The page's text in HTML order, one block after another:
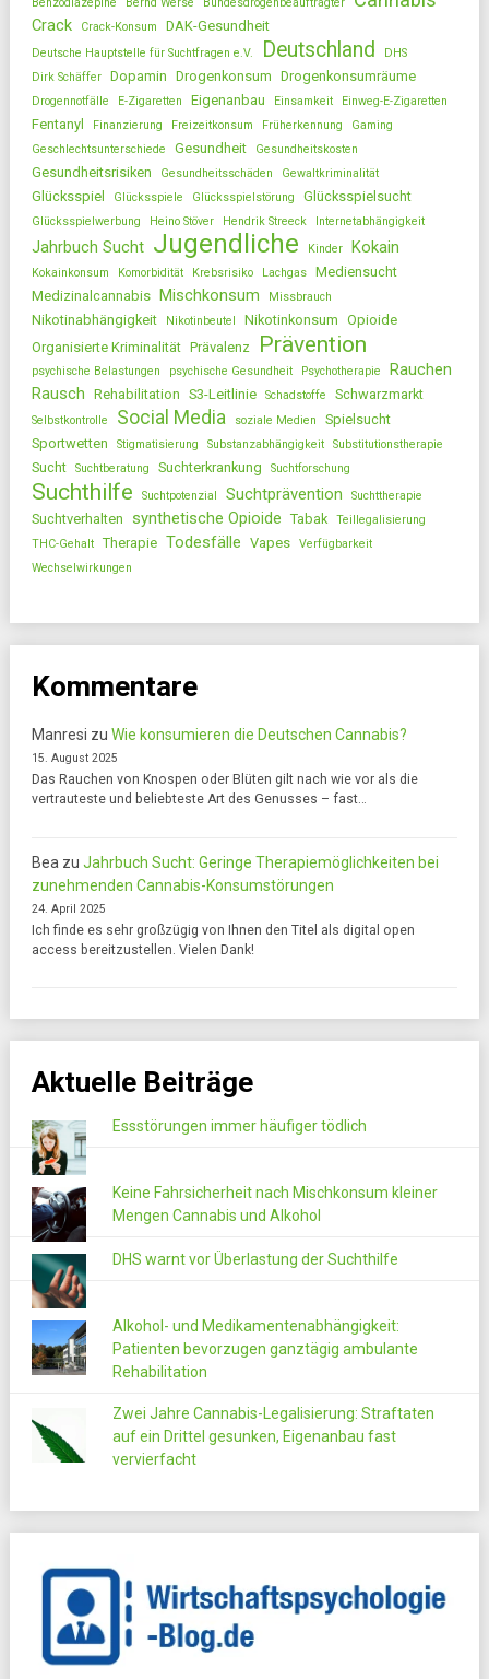
Crack Crack-Konsum DAK-Gesundheit
Deutsche Hauptstelle für Suchtfragen e.V. Deutschland
DHS
Dirk Schäffer
Dopamin Drogenkonsum Drogenkonsumräume
Drogennotfälle E-Zigaretten Eigenanbau Einsamkeit Einweg-E-Zigaretten
Fentanyl Finanzierung Freizeitkonsum Früherkennung
Gaming
Geschlechtsunterschiede
Gesundheit Gesundheitskosten
Gesundheitsrisiken Gesundheitsschäden Gewaltkriminalität
Glücksspiel Glücksspiele Glücksspielstörung Glücksspielsucht
Glücksspielwerbung Heino Stöver Hendrik Streeck Internetabhängigkeit
Jahrbuch Sucht Jugendliche Kinder Kokain
Kokainkonsum Komorbidität Krebsrisiko Lachgas
Mediensucht
Medizinalcannabis Mischkonsum Missbrauch
Nikotinabhängigkeit Nikotinbeutel Nikotinkonsum Opioide
Organisierte Kriminalität Prävalenz Prävention
psychische Belastungen psychische Gesundheit Psychotherapie
Rauchen
Rausch Rehabilitation S3-Leitlinie Schadstoffe Schwarzmarkt
Selbstkontrolle Social Media soziale Medien
Spielsucht
Sportwetten
Stigmatisierung Substanzabhängigkeit Substitutionstherapie
Sucht Suchtberatung Suchterkrankung Suchtforschung
Suchthilfe Suchtpotenzial Suchtprävention Suchttherapie
Suchtverhalten synthetische Opioide Tabak
Teillegalisierung
THC-Gehalt
Therapie Todesfälle Vapes
Verfügbarkeit
Wechselwirkungen
Kommentare
Manresi zu Wie konsumieren die Deutschen Cannabis?
15. August 2025
Das Rauchen von Knospen oder Blüten gilt nach wie vor als die
vertrauteste und beliebteste Art des Genusses – fast…
Bea zu Jahrbuch Sucht: Geringe Therapiemöglichkeiten bei
zunehmenden Cannabis-Konsumstörungen
24. April 2025
Ich finde es sehr großzügig von Ihnen den Titel als digital open
access bereitzustellen. Vielen Dank!
Aktuelle Beiträge
Essstörungen immer häufiger tödlich
Keine Fahrsicherheit nach Mischkonsum kleiner
Mengen Cannabis und Alkohol
DHS warnt vor Überlastung der Suchthilfe
Alkohol- und Medikamentenabhängigkeit:
Patienten bevorzugen ganztägig ambulante
Rehabilitation
Zwei Jahre Cannabis-Legalisierung: Straftaten
auf ein Drittel gesunken, Eigenanbau fast
vervierfacht